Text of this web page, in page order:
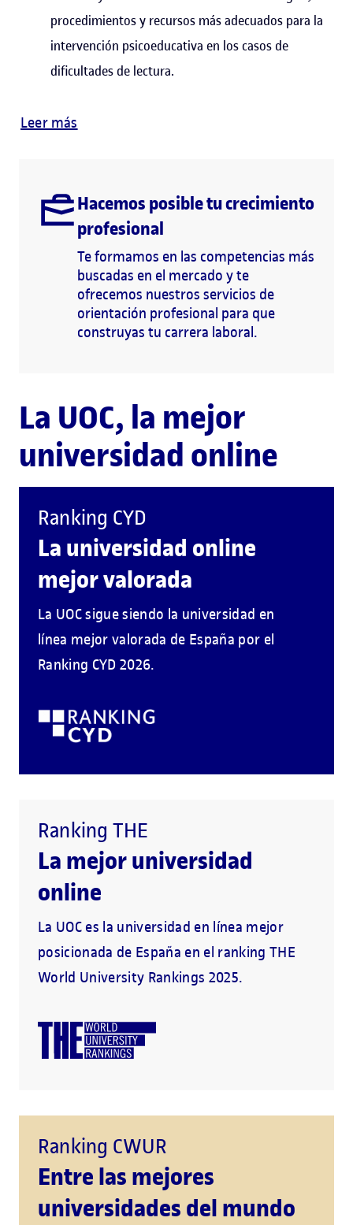
procedimientos y recursos más adecuados para la
intervención psicoeducativa en los casos de
dificultades de lectura.
Leer más
Hacemos posible tu crecimiento
profesional
Te formamos en las competencias más
buscadas en el mercado y te
ofrecemos nuestros servicios de
orientación profesional para que
construyas tu carrera laboral.
La UOC, la mejor
universidad online
Ranking CYD
La universidad online
mejor valorada
La UOC sigue siendo la universidad en
línea mejor valorada de España por el
Ranking CYD 2026.
Ranking THE
La mejor universidad
online
La UOC es la universidad en línea mejor
posicionada de España en el ranking THE
World University Rankings 2025.
Ranking CWUR
Entre las mejores
universidades del mundo